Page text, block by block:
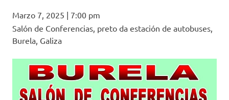
Marzo 7, 2025 | 7:00 pm
Salón de Conferencias, preto da estación de autobuses,
Burela, Galiza